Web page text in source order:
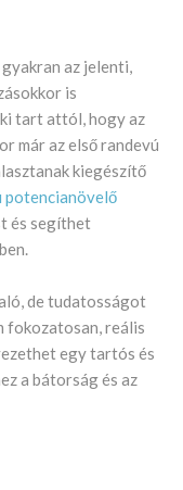
az jelenti,
is
tart attól, hogy az
már az első randevú
kiegészítő
potencianövelő
és segíthet
de tudatosságot
fokozatosan, reális
egy tartós és
a bátorság és az